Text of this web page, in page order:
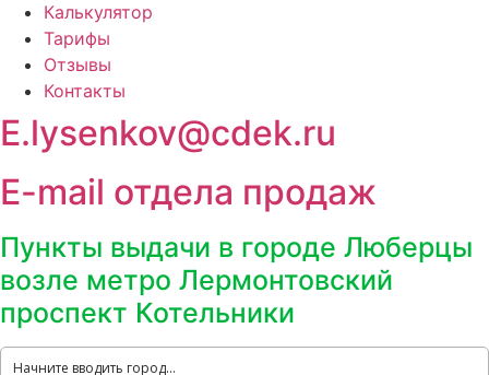
Калькулятор
Тарифы
Отзывы
Контакты
E.lysenkov@cdek.ru
E-mail отдела продаж
Пункты выдачи в городе Люберцы
возле метро Лермонтовский
проспект Котельники